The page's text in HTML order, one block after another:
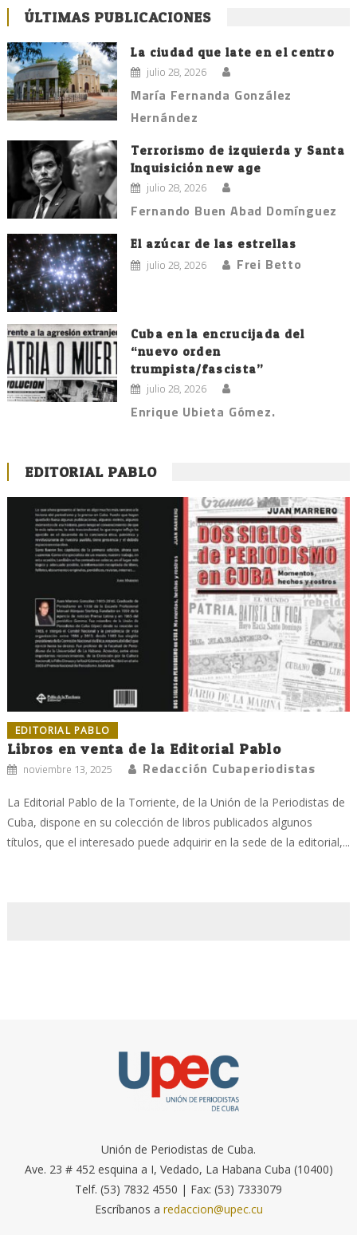
ÚLTIMAS PUBLICACIONES
La ciudad que late en el centro
julio 28, 2026
María Fernanda González
Hernández
Terrorismo de izquierda y Santa
Inquisición new age
julio 28, 2026
Fernando Buen Abad Domínguez
El azúcar de las estrellas
julio 28, 2026 Frei Betto
Cuba en la encrucijada del
“nuevo orden
trumpista/fascista”
julio 28, 2026
Enrique Ubieta Gómez.
EDITORIAL PABLO
EDITORIAL PABLO
Libros en venta de la Editorial Pablo
noviembre 13, 2025 Redacción Cubaperiodistas
La Editorial Pablo de la Torriente, de la Unión de la Periodistas de
Cuba, dispone en su colección de libros publicados algunos
títulos, que el interesado puede adquirir en la sede de la editorial,...
Unión de Periodistas de Cuba.
Ave. 23 # 452 esquina a I, Vedado, La Habana Cuba (10400)
Telf. (53) 7832 4550 | Fax: (53) 7333079
Escríbanos a redaccion@upec.cu